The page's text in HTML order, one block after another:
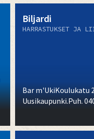
Biljardi
HARRASTUKSET JA
Bar m'UkiKoulukatu
Uusikaupunki.Puh.